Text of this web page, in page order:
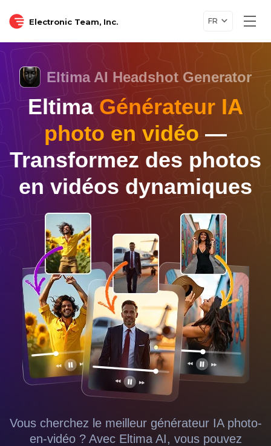
Electronic Team, Inc. FR
Eltima AI Headshot Generator
Eltima Générateur IA
photo en vidéo —
Transformez des photos
en vidéos dynamiques
Vous cherchez le meilleur générateur IA photo-
en-vidéo ? Avec Eltima AI, vous pouvez